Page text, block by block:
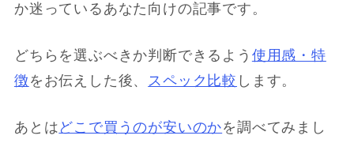
か迷っているあなた向けの記事です。
どちらを選ぶべきか判断できるよう 使用感・特
徴 をお伝えした後、 スペック比較 します。
あとは どこで買うのが安いのかを調べてみまし